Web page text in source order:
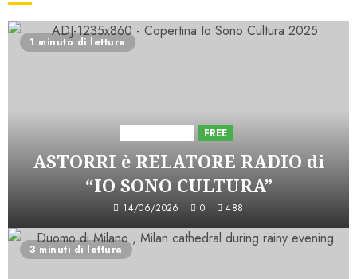
1 minuto di lettura
FREE
ASTORRI è RELATORE RADIO di
“IO SONO CULTURA”
14/06/2026 0 488
3 minuti di lettura